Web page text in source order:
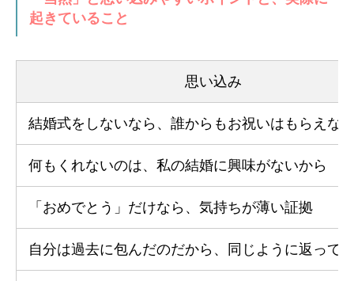
起きていること
思い込み
結婚式をしないなら、誰からもお祝いはもらえな
何もくれないのは、私の結婚に興味がないから
「おめでとう」だけなら、気持ちが薄い証拠
自分は過去に包んだのだから、同じように返って